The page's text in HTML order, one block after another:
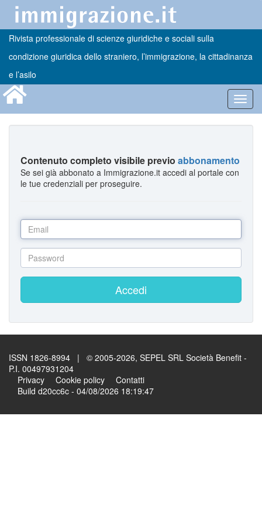
Rivista professionale di scienze giuridiche e sociali sulla
condizione giuridica dello straniero, l’immigrazione, la cittadinanza
e l’asilo
Contenuto completo visibile previo abbonamento
Se sei già abbonato a Immigrazione.it accedi al portale con
le tue credenziali per proseguire.
Accedi
ISSN 1826-8994 | © 2005-2026, SEPEL SRL Società Benefit -
P.I. 00497931204
Privacy
Cookie policy
Contatti
Build d20cc6c - 04/08/2026 18:19:47